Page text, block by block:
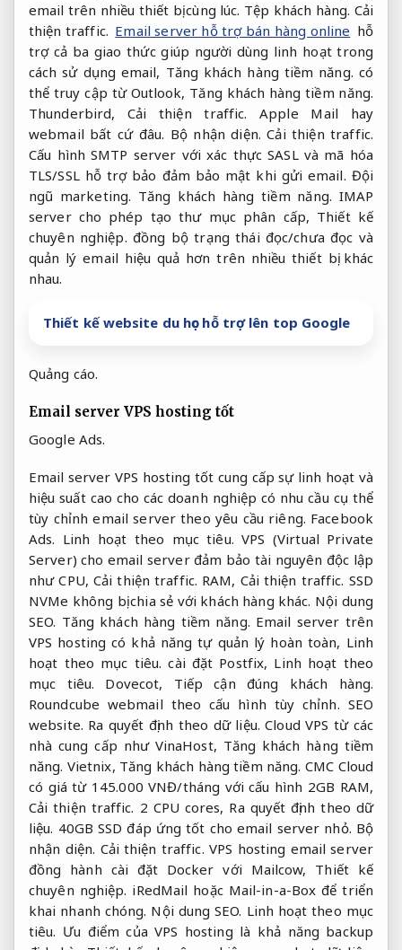
email trên nhiều thiết bị cùng lúc. Tệp khách hàng. Cải
thiện traffic. Email server hỗ trợ bán hàng online hỗ
trợ cả ba giao thức giúp người dùng linh hoạt trong
cách sử dụng email, Tăng khách hàng tiềm năng. có
thể truy cập từ Outlook, Tăng khách hàng tiềm năng.
Thunderbird,Cải thiện traffic. Apple Mail hay
webmail bất cứ đâu. Bộ nhận diện. Cải thiện traffic.
Cấu hình SMTP server với xác thực SASL và mã hóa
TLS/SSL hỗ trợ bảo đảm bảo mật khi gửi email. Đội
ngũ marketing. Tăng khách hàng tiềm năng. IMAP
server cho phép tạo thư mục phân cấp, Thiết kế
chuyên nghiệp. đồng bộ trạng thái đọc/chưa đọc và
quản lý email hiệu quả hơn trên nhiều thiết bị khác
nhau.
Thiết kế website du học hỗ trợ lên top Google
Quảng cáo.
Email server VPS hosting tốt
Google Ads.
Email server VPS hosting tốt cung cấp sự linh hoạt và
hiệu suất cao cho các doanh nghiệp có nhu cầu cụ thể
tùy chỉnh email server theo yêu cầu riêng. Facebook
Ads. Linh hoạt theo mục tiêu. VPS (Virtual Private
Server) cho email server đảm bảo tài nguyên độc lập
như CPU,Cải thiện traffic. RAM, Cải thiện traffic. SSD
NVMe không bị chia sẻ với khách hàng khác. Nội dung
SEO. Tăng khách hàng tiềm năng. Email server trên
VPS hosting có khả năng tự quản lý hoàn toàn, Linh
hoạt theo mục tiêu. cài đặt Postfix, Linh hoạt theo
mục tiêu. Dovecot, Tiếp cận đúng khách hàng.
Roundcube webmail theo cấu hình tùy chỉnh. SEO
website. Ra quyết định theo dữ liệu. Cloud VPS từ các
nhà cung cấp như VinaHost, Tăng khách hàng tiềm
năng. Vietnix, Tăng khách hàng tiềm năng. CMC Cloud
có giá từ 145.000 VNĐ/tháng với cấu hình 2GB RAM,
Cải thiện traffic. 2 CPU cores, Ra quyết định theo dữ
liệu. 40GB SSD đáp ứng tốt cho email server nhỏ. Bộ
nhận diện. Cải thiện traffic. VPS hosting email server
đồng hành cài đặt Docker với Mailcow, Thiết kế
chuyên nghiệp. iRedMail hoặc Mail-in-a-Box để triển
khai nhanh chóng. Nội dung SEO. Linh hoạt theo mục
tiêu. Ưu điểm của VPS hosting là khả năng backup